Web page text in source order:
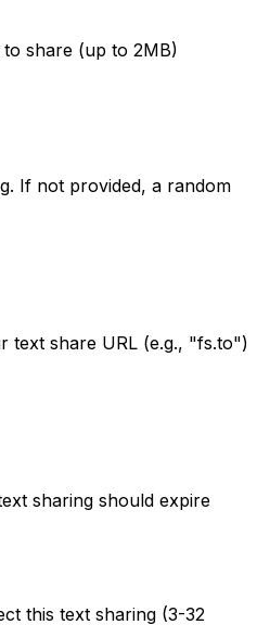
share (up to 2MB)
If not provided, a random
text share URL (e.g., "fs.to")
sharing should expire
this text sharing (3-32